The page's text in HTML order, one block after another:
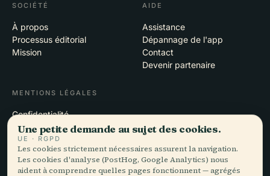
SOCIÉTÉ
À propos
Processus éditorial
Mission
AIDE
Assistance
Dépannage de l'app
Contact
Devenir partenaire
MENTIONS LÉGALES
Confidentialité
Conditions
Paramètres des cookies
Supprimer le compte
Une petite demande au sujet des cookies.
UE · RGPD
Les cookies strictement nécessaires assurent la navigation.
Les cookies d'analyse (PostHog, Google Analytics) nous
aident à comprendre quelles pages fonctionnent — agrégés